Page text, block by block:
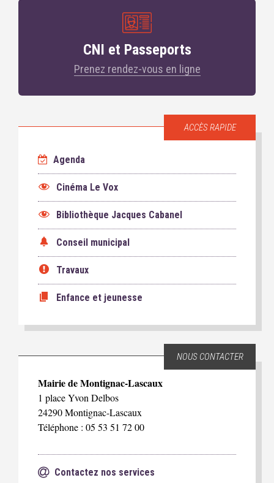
CNI et Passeports
Prenez rendez-vous en ligne
ACCÈS RAPIDE
Agenda
Cinéma Le Vox
Bibliothèque Jacques Cabanel
Conseil municipal
Travaux
Enfance et jeunesse
NOUS CONTACTER
Mairie de Montignac-Lascaux
1 place Yvon Delbos
24290 Montignac-Lascaux
Téléphone : 05 53 51 72 00
Contactez nos services